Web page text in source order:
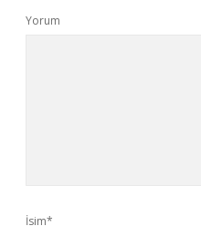
Yorum
İsim*